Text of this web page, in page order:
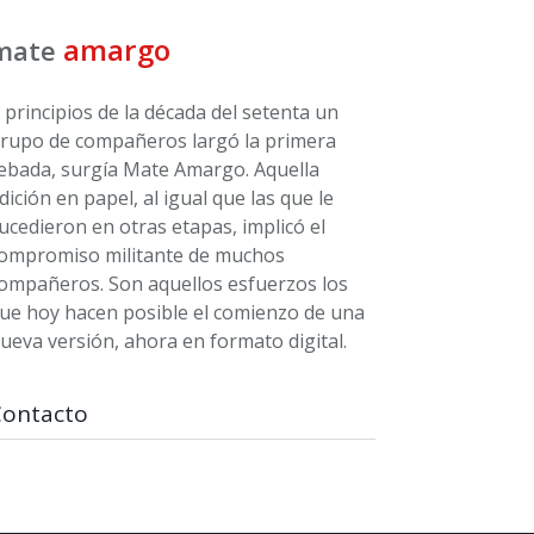
amargo
principios de la década del setenta un
de compañeros largó la primera
surgía Mate Amargo. Aquella
en papel, al igual que las que le
en otras etapas, implicó el
militante de muchos
Son aquellos esfuerzos los
hoy hacen posible el comienzo de una
versión, ahora en formato digital.